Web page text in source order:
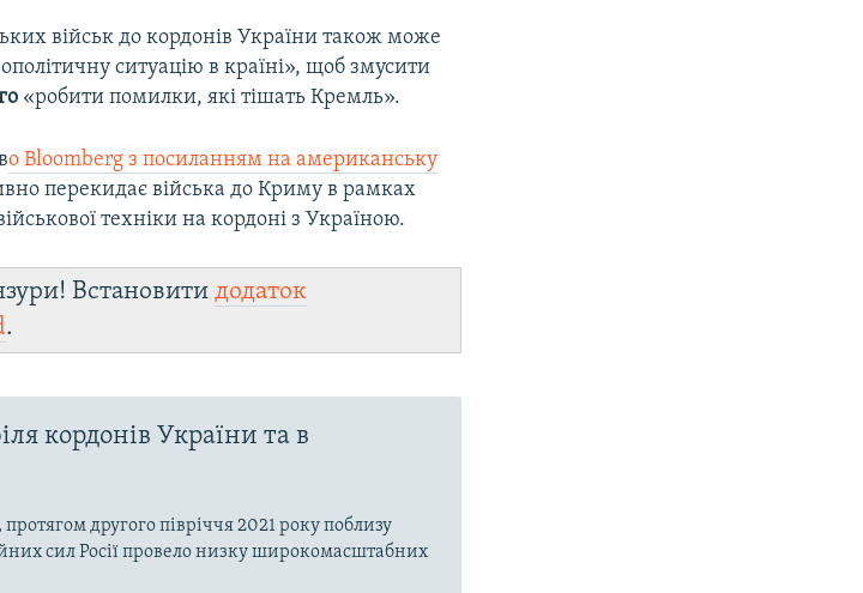
військ до кордонів України також може
ситуацію в країні», щоб змусити
«робити помилки, які тішать Кремль».
о Bloomberg з посиланням на американську
перекидає війська до Криму в рамках
техніки на кордоні з Україною.
Встановитидодаток
.
кордонів України та в
другого півріччя 2021 року поблизу
сил Росії провело низку широкомасштабних